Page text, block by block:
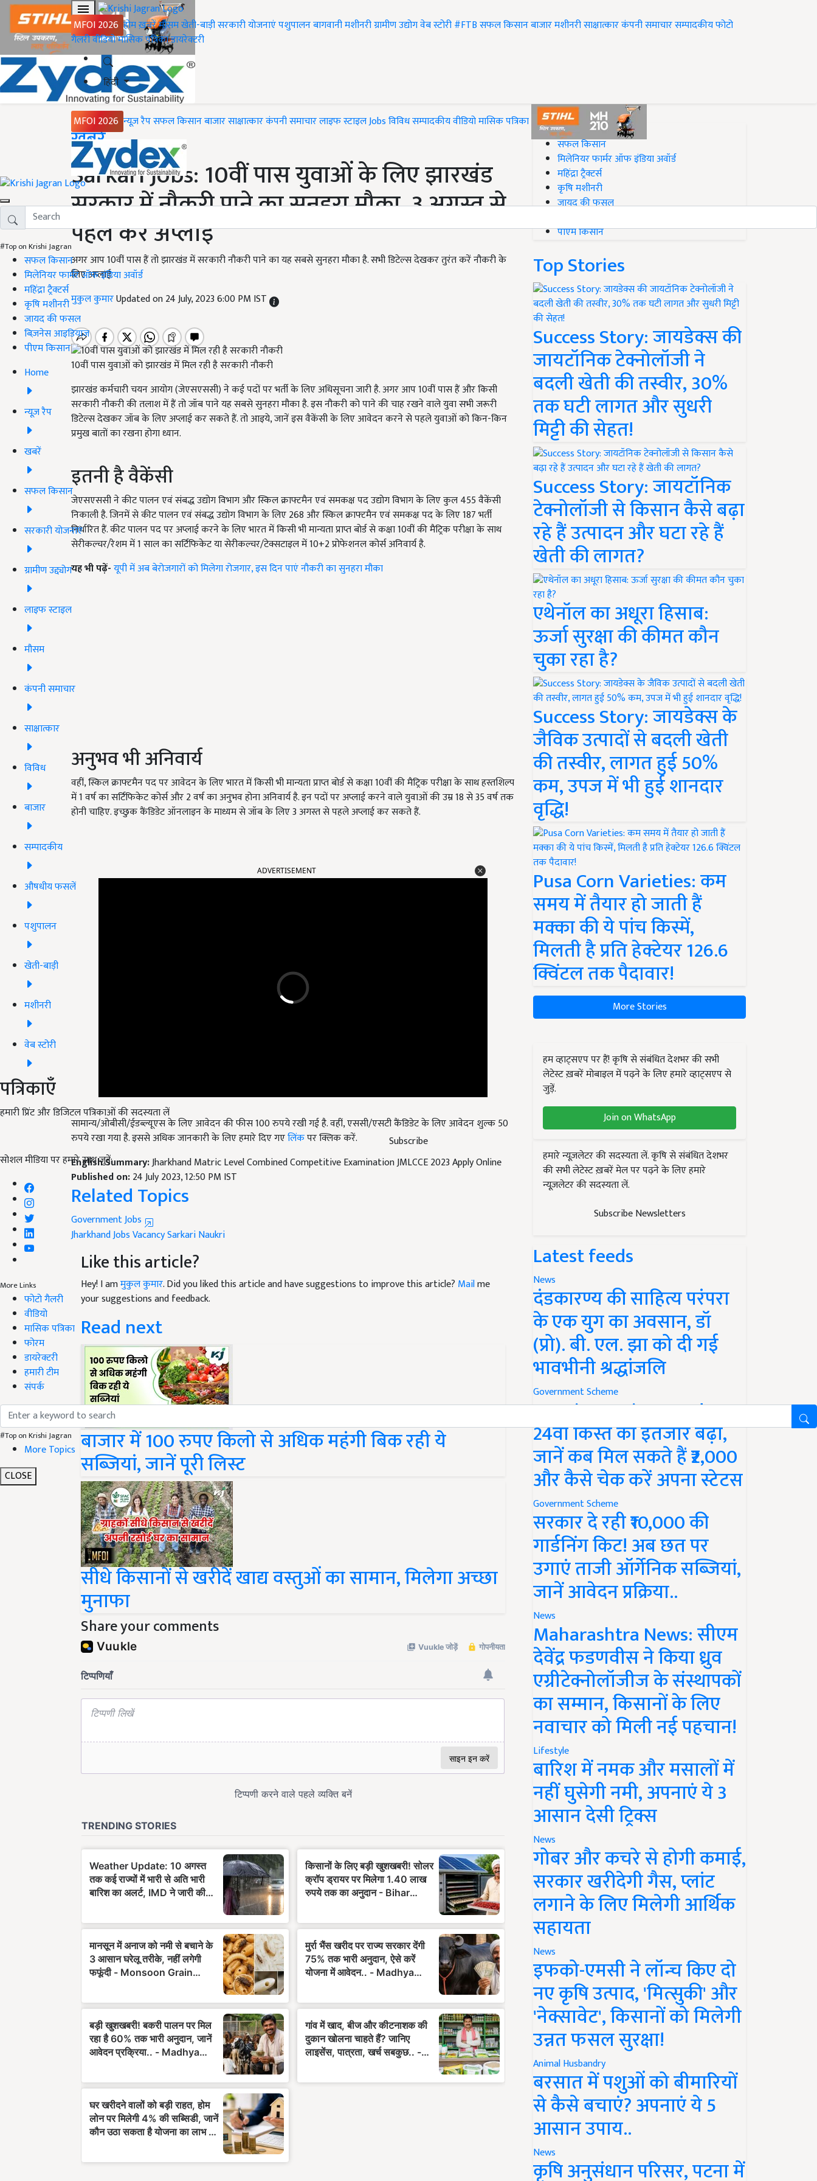
MFOI 2026 होमख़बरेंमौसमखेती-बाड़ीसरकारी योजनाएंपशुपालनबागवानीमशीनरीग्रामीण उद्योगवेब स्टोरी#FTBसफल किसानबाजारमशीनरीसाक्षात्कारकंपनी समाचारसम्पादकीयफोटो
गैलरीवीडियोमासिक पत्रिकाडायरेक्टरी
हिंदी
MFOI 2026 न्यूज़ रैपसफल किसानबाजारसाक्षात्कारकंपनी समाचारलाइफ स्टाइलJobsविविधसम्पादकीयवीडियोमासिक पत्रिका
#Top on Krishi Jagran
सफल किसान
मिलेनियर फार्मर ऑफ इंडिया अवॉर्ड
महिंद्रा ट्रैक्टर्स
कृषि मशीनरी
जायद की फसल
बिज़नेस आइडियाज
पीएम किसान
Home
न्यूज़ रैप
खबरें
सफल किसान
सरकारी योजनाएं
ग्रामीण उद्द्योग
लाइफ स्टाइल
मौसम
कंपनी समाचार
साक्षात्कार
विविध
बाजार
सम्पादकीय
औषधीय फसलें
पशुपालन
खेती-बाड़ी
मशीनरी
वेब स्टोरी
पत्रिकाएँ
हमारी प्रिंट और डिजिटल पत्रिकाओं की सदस्यता लें
Subscribe
सोशल मीडिया पर हमारे साथ जुड़ें:
More Links
फोटो गैलरी
वीडियो
मासिक पत्रिका
फोरम
डायरेक्टरी
हमारी टीम
संपर्क
#Top on Krishi Jagran
More Topics
CLOSE
Home
ख़बरें
Sarkari Jobs: 10वीं पास युवाओं के लिए झारखंड
सरकार में नौकरी पाने का सुनहरा मौका, 3 अगस्त से
पहले करें अप्लाई
अगर आप 10वीं पास हैं तो झारखंड में सरकारी नौकरी पाने का यह सबसे सुनहरा मौका है. सभी डिटेल्स देखकर तुरंत करें नौकरी के
लिए अप्लाई.
मुकुल कुमारUpdated on 24 July, 2023 6:00 PM IST
10वीं पास युवाओं को झारखंड में मिल रही है सरकारी नौकरी
झारखंड कर्मचारी चयन आयोग (जेएसएससी) ने कई पदों पर भर्ती के लिए अधिसूचना जारी है. अगर आप 10वीं पास हैं और किसी
सरकारी नौकरी की तलाश में हैं तो जॉब पाने यह सबसे सुनहरा मौका है. इस नौकरी को पाने की चाह रखने वाले युवा सभी जरूरी
डिटेल्स देखकर जॉब के लिए अप्लाई कर सकते हैं. तो आइये, जानें इस वैकेंसी के लिए आवेदन करने से पहले युवाओं को किन-किन
प्रमुख बातों का रखना होगा ध्यान.
इतनी है वैकेंसी
जेएसएससी ने कीट पालन एवं संबद्ध उद्योग विभाग और स्किल क्राफ्टमैन एवं समकक्ष पद उद्योग विभाग के लिए कुल 455 वैकेंसी
निकाली है. जिनमें से कीट पालन एवं संबद्ध उद्योग विभाग के लिए 268 और स्किल क्राफ्टमैन एवं समकक्ष पद के लिए 187 भर्ती
निर्धारित हैं. कीट पालन पद पर अप्लाई करने के लिए भारत में किसी भी मान्यता प्राप्त बोर्ड से कक्षा 10वीं की मैट्रिक परीक्षा के साथ
सेरीकल्चर/रेशम में 1 साल का सर्टिफिकेट या सेरीकल्चर/टेक्सटाइल में 10+2 प्रोफेशनल कोर्स अनिवार्य है.
यह भी पढ़ें-यूपी में अब बेरोजगारों को मिलेगा रोजगार, इस दिन पाएं नौकरी का सुनहरा मौका
अनुभव भी अनिवार्य
वहीं, स्किल क्राफ्टमैन पद पर आवेदन के लिए भारत में किसी भी मान्यता प्राप्त बोर्ड से कक्षा 10वीं की मैट्रिक परीक्षा के साथ हस्तशिल्प
में 1 वर्ष का सर्टिफिकेट कोर्स और 2 वर्ष का अनुभव होना अनिवार्य है. इन पदों पर अप्लाई करने वाले युवाओं की उम्र 18 से 35 वर्ष तक
होनी चाहिए. इच्छुक कैंडिडेट ऑनलाइन के माध्यम से जॉब के लिए 3 अगस्त से पहले अप्लाई कर सकते हैं.
सामान्य/ओबीसी/ईडब्ल्यूएस के लिए आवेदन की फीस 100 रुपये रखी गई है. वहीं, एससी/एसटी कैंडिडेट के लिए आवेदन शुल्क 50
रुपये रखा गया है. इससे अधिक जानकारी के लिए हमारे दिए गएलिंकपर क्लिक करें.
Jharkhand Matric Level Combined Competitive Examination JMLCCE 2023 Apply Online
Published on:24 July 2023, 12:50 PM IST
Related Topics
Government Jobs
JharkhandJobsVacancy
Like this article?
Hey! I amमुकुल कुमार. Did you liked this article and have suggestions to improve this article?
your suggestions and feedback.
Read next
बाजार में 100 रुपए किलो से अधिक महंगी बिक रही ये
सब्जियां, जानें पूरी लिस्ट
सीधे किसानों से खरीदें खाद्य वस्तुओं का सामान, मिलेगा अच्छा
मुनाफा
Share your comments
#Top on Krishi Jagran
सफल किसान
मिलेनियर फार्मर ऑफ इंडिया अवॉर्ड
महिंद्रा ट्रैक्टर्स
कृषि मशीनरी
जायद की फसल
पीएम किसान
Top Stories
Success Story: जायडेक्स की
जायटॉनिक टेक्नोलॉजी ने
बदली खेती की तस्वीर, 30%
तक घटी लागत और सुधरी
मिट्टी की सेहत!
Success Story: जायटॉनिक
टेक्नोलॉजी से किसान कैसे बढ़ा
रहे हैं उत्पादन और घटा रहे हैं
खेती की लागत?
एथेनॉल का अधूरा हिसाब:
ऊर्जा सुरक्षा की कीमत कौन
चुका रहा है?
Success Story: जायडेक्स के
जैविक उत्पादों से बदली खेती
की तस्वीर, लागत हुई 50%
कम, उपज में भी हुई शानदार
वृद्धि!
Pusa Corn Varieties: कम
समय में तैयार हो जाती हैं
मक्का की ये पांच किस्में,
मिलती है प्रति हेक्टेयर 126.6
क्विंटल तक पैदावार!
More Stories
हम व्हाट्सएप पर हैं! कृषि से संबंधित देशभर की सभी
लेटेस्ट ख़बरें मोबाइल में पढ़ने के लिए हमारे व्हाट्सएप से
जुड़ें.
Join on WhatsApp
हमारे न्यूज़लेटर की सदस्यता लें. कृषि से संबंधित देशभर
की सभी लेटेस्ट ख़बरें मेल पर पढ़ने के लिए हमारे
न्यूज़लेटर की सदस्यता लें.
Subscribe Newsletters
Latest feeds
News
दंडकारण्य की साहित्य परंपरा
के एक युग का अवसान, डॉ
(प्रो). बी. एल. झा को दी गई
भावभीनी श्रद्धांजलि
Government Scheme
PM Kisan Yojana Update:
24वीं किस्त का इंतजार बढ़ा,
जानें कब मिल सकते हैं ₹2,000
और कैसे चेक करें अपना स्टेटस
Government Scheme
सरकार दे रही ₹10,000 की
गार्डनिंग किट! अब छत पर
उगाएं ताजी ऑर्गेनिक सब्जियां,
जानें आवेदन प्रक्रिया..
News
Maharashtra News: सीएम
देवेंद्र फडणवीस ने किया ध्रुव
एग्रीटेक्नोलॉजीज के संस्थापकों
का सम्मान, किसानों के लिए
नवाचार को मिली नई पहचान!
Lifestyle
बारिश में नमक और मसालों में
नहीं घुसेगी नमी, अपनाएं ये 3
आसान देसी ट्रिक्स
News
गोबर और कचरे से होगी कमाई,
सरकार खरीदेगी गैस, प्लांट
लगाने के लिए मिलेगी आर्थिक
सहायता
News
इफको-एमसी ने लॉन्च किए दो
नए कृषि उत्पाद, 'मित्सुकी' और
'नेक्सावेट', किसानों को मिलेगी
उन्नत फसल सुरक्षा!
Animal Husbandry
बरसात में पशुओं को बीमारियों
से कैसे बचाएं? अपनाएं ये 5
आसान उपाय..
News
कृषि अनुसंधान परिसर, पटना में